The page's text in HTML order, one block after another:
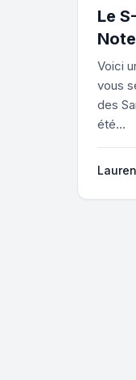
Le
Voici
vous
des
été...